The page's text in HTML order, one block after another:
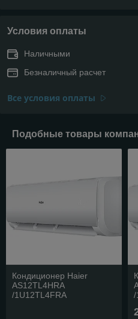
Условия оплаты
Наличными
Безналичный расчет
Все условия оплаты
Подобные товары
Кондиционер Haier
AS12TL4HRA
/1U12TL4FRA
/